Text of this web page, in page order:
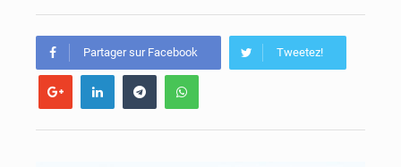
Partager sur Facebook Tweetez!